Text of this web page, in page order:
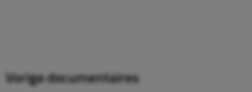
Vorige documentaires